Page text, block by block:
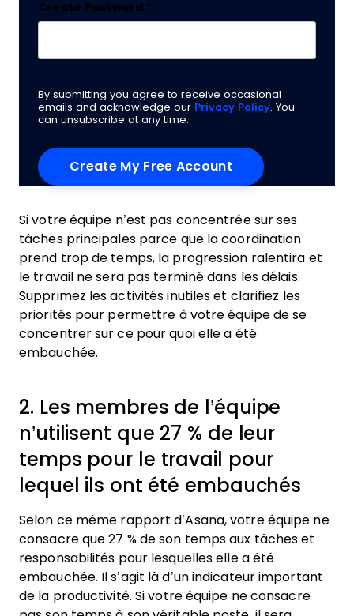
Create Password *
By submitting you agree to receive occasional
emails and acknowledge our Privacy Policy. You
can unsubscribe at any time.
Si votre équipe n’est pas concentrée sur ses
tâches principales parce que la coordination
prend trop de temps, la progression ralentira et
le travail ne sera pas terminé dans les délais.
Supprimez les activités inutiles et clarifiez les
priorités pour permettre à votre équipe de se
concentrer sur ce pour quoi elle a été
embauchée.
2. Les membres de l’équipe
n’utilisent que 27 % de leur
temps pour le travail pour
lequel ils ont été embauchés
Selon ce même rapport d’Asana, votre équipe ne
consacre que 27 % de son temps aux tâches et
responsabilités pour lesquelles elle a été
embauchée. Il s’agit là d’un indicateur important
de la productivité. Si votre équipe ne consacre